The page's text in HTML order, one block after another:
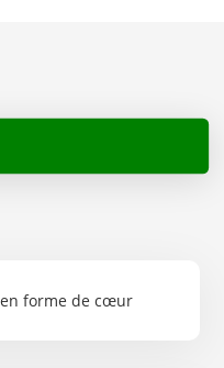
forme de cœur